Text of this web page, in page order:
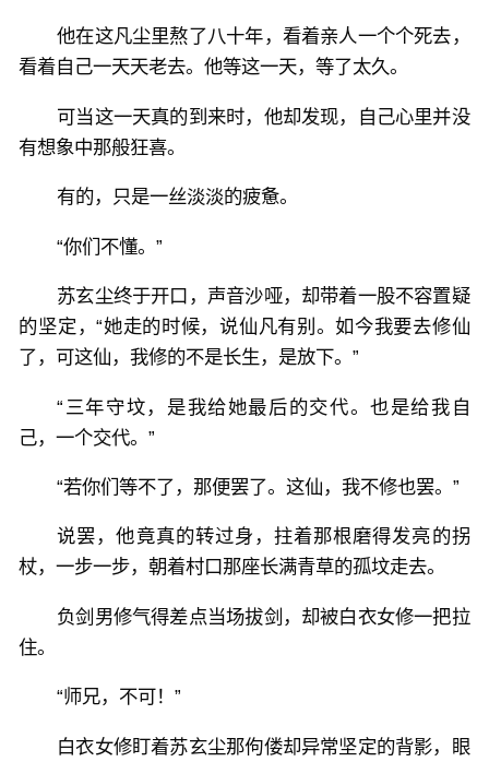
他在这凡尘里熬了八十年，看着亲人一个个死去，
看着自己一天天老去。他等这一天，等了太久。
可当这一天真的到来时，他却发现，自己心里并没
有想象中那般狂喜。
有的，只是一丝淡淡的疲惫。
“你们不懂。”
苏玄尘终于开口，声音沙哑，却带着一股不容置疑
的坚定，“她走的时候，说仙凡有别。如今我要去修仙
了，可这仙，我修的不是长生，是放下。”
“三年守坟，是我给她最后的交代。也是给我自
己，一个交代。”
“若你们等不了，那便罢了。这仙，我不修也罢。”
说罢，他竟真的转过身，拄着那根磨得发亮的拐
杖，一步一步，朝着村口那座长满青草的孤坟走去。
负剑男修气得差点当场拔剑，却被白衣女修一把拉
住。
“师兄，不可！”
白衣女修盯着苏玄尘那佝偻却异常坚定的背影，眼